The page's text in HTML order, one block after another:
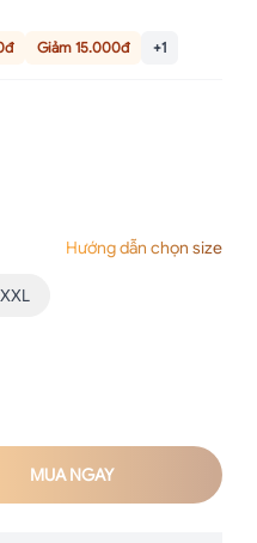
Giảm 15.000đ +1
Hướng dẫn chọn size
XXL
MUA NGAY